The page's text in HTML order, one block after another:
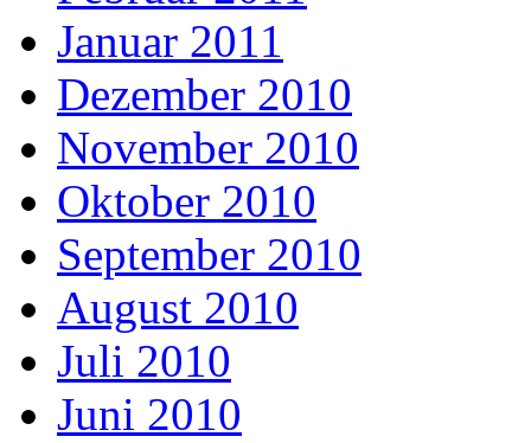
Januar 2011
Dezember 2010
November 2010
Oktober 2010
September 2010
August 2010
Juli 2010
Juni 2010